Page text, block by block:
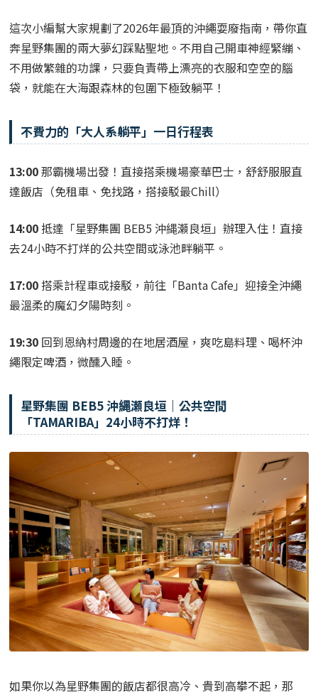
這次小編幫大家規劃了2026年最頂的沖繩耍廢指南，帶你直
奔星野集團的兩大夢幻踩點聖地。不用自己開車神經緊繃、
不用做繁雜的功課，只要負責帶上漂亮的衣服和空空的腦
袋，就能在大海跟森林的包圍下極致躺平！
不費力的「大人系躺平」一日行程表
13:00那霸機場出發！直接搭乘機場豪華巴士，舒舒服服直
達飯店（免租車、免找路，搭接駁最Chill）
14:00抵達「星野集團 BEB5 沖縄瀬良垣」辦理入住！直接
去24小時不打烊的公共空間或泳池畔躺平。
17:00 搭乘計程車或接駁，前往「Banta Cafe」迎接全沖繩
最溫柔的魔幻夕陽時刻。
19:30 回到恩納村周邊的在地居酒屋，爽吃島料理、喝杯沖
繩限定啤酒，微醺入睡。
星野集團 BEB5 沖縄瀬良垣｜公共空間
「TAMARIBA」24小時不打烊！
如果你以為星野集團的飯店都很高冷、貴到高攀不起，那